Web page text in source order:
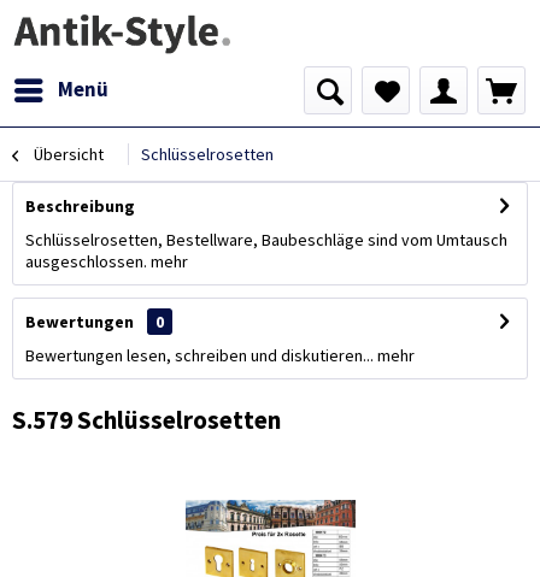
Menü
Übersicht Schlüsselrosetten
Beschreibung
Schlüsselrosetten, Bestellware, Baubeschläge sind vom Umtausch
ausgeschlossen. mehr
Bewertungen
0
Bewertungen lesen, schreiben und diskutieren... mehr
S.579 Schlüsselrosetten